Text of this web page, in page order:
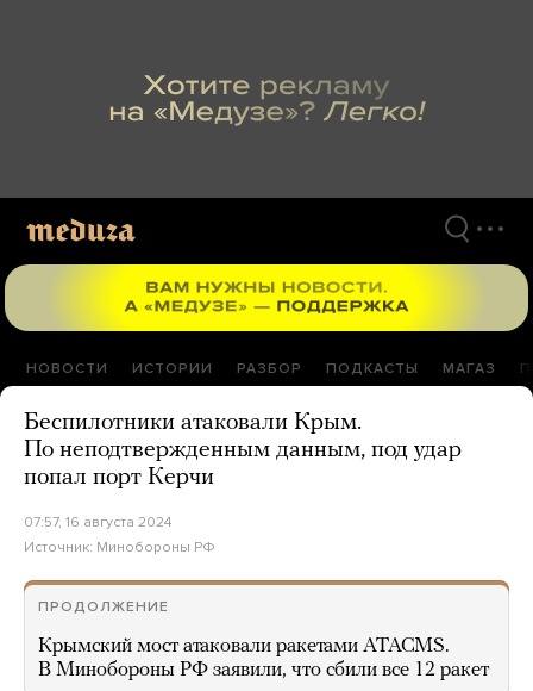
НОВОСТИ ИСТОРИИ РАЗБОР ПОДКАСТЫ МАГАЗ
Беспилотники атаковали Крым.
По неподтвержденным данным, под удар
попал порт Керчи
07:57, 16 августа 2024
Источник: Минобороны РФ
ПРОДОЛЖЕНИЕ
Крымский мост атаковали ракетами ATACMS.
В Минобороны РФ заявили, что сбили все 12 ракет